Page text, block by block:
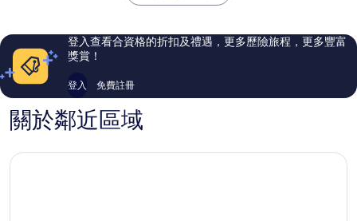
評
價
篇
評
評
價
登入查看合資格的折扣及禮遇，更多歷險旅程，更多豐富
獎賞！
登入 免費註冊
關於鄰近區域